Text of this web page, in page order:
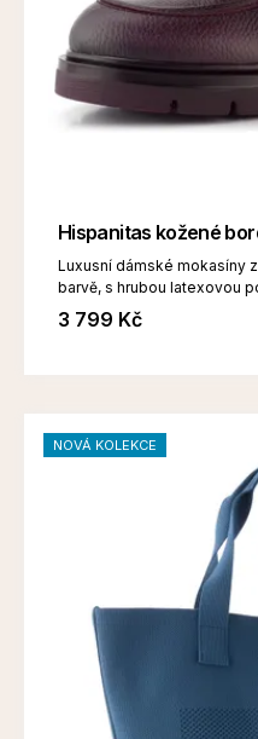
Hispanitas kožené
Luxusní dámské mokasíny
barvě, s hrubou latexovou
3 799 Kč
NOVÁ KOLEKCE